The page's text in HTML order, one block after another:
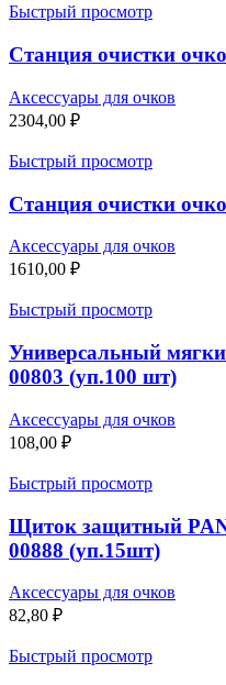
Быстрый просмотр
Станция очистки
Аксессуары для очков
2304,00 ₽
Быстрый просмотр
Станция очистки
Аксессуары для очков
1610,00 ₽
Быстрый просмотр
Универсальный
00803 (уп.100 шт)
Аксессуары для очков
108,00 ₽
Быстрый просмотр
Щиток защитный
00888 (уп.15шт)
Аксессуары для очков
82,80 ₽
Быстрый просмотр